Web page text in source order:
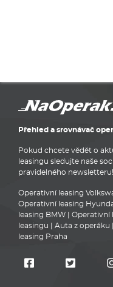
Přehled a srovnávač
Pokud chcete vědět o
leasingu sledujte naše
pravidelného newsletteru!
Operativní leasing
Operativní leasing
leasing BMW
Operativní
leasingu
Auta z operáku
leasing Praha